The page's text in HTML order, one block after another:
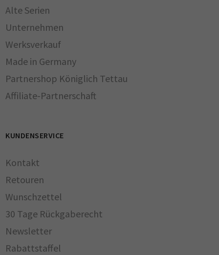
Alte Serien
Unternehmen
Werksverkauf
Made in Germany
Partnershop Königlich Tettau
Affiliate-Partnerschaft
KUNDENSERVICE
Kontakt
Retouren
Wunschzettel
30 Tage Rückgaberecht
Newsletter
Rabattstaffel